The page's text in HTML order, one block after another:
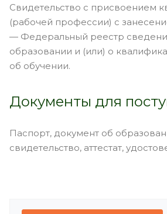
Свидетельство с присвоением
(рабочей профессии) с
— Федеральный реестр
образовании и (или) о
об обучении.
Документы для
Паспорт, документ об
свидетельство, аттестат,